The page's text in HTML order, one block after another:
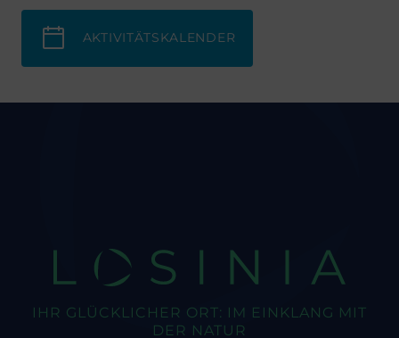
AKTIVITÄTSKALENDER
LOSINIA
IHR GLÜCKLICHER ORT: IM EINKLANG MIT
DER NATUR